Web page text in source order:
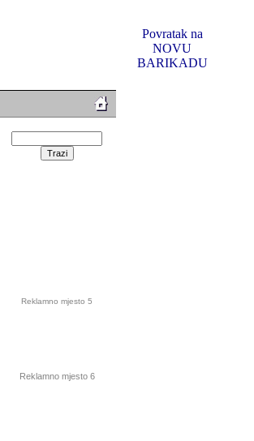
Povratak na
NOVU
BARIKADU